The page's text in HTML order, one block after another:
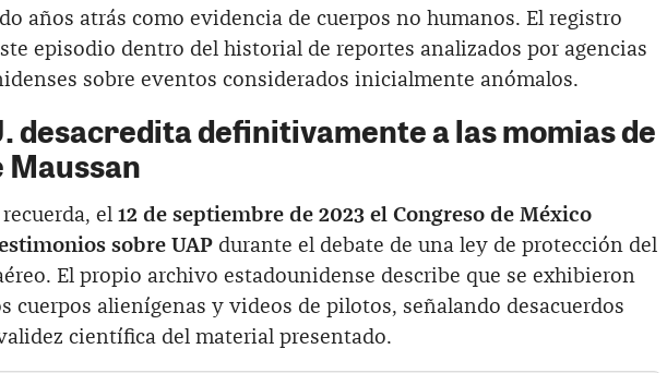
años atrás como evidencia de cuerpos no humanos. El registro
episodio dentro del historial de reportes analizados por agencias
sobre eventos considerados inicialmente anómalos.
desacredita definitivamente a las momias de
Maussan
el 12 de septiembre de 2023 el Congreso de México
sobre UAP durante el debate de una ley de protección del
El propio archivo estadounidense describe que se exhibieron
cuerpos alienígenas y videos de pilotos, señalando desacuerdos
científica del material presentado.